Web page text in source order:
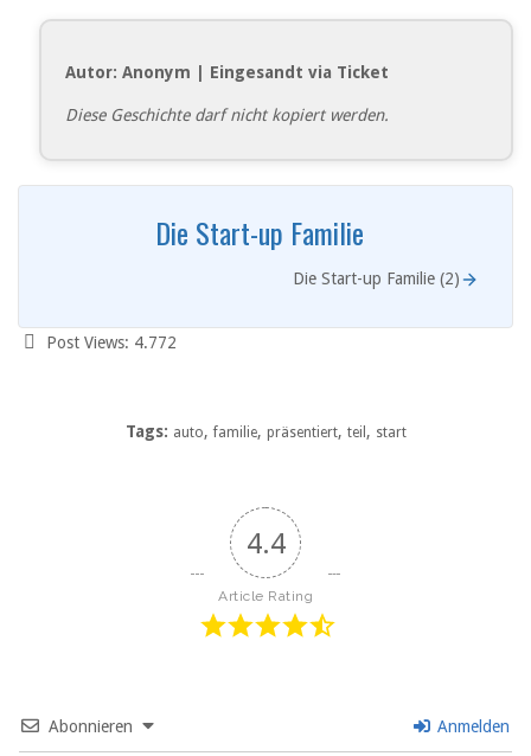
Autor: Anonym | Eingesandt via Ticket
Diese Geschichte darf nicht kopiert werden.
Die Start-up Familie
Die Start-up Familie (2)
Post Views: 4.772
Tags: auto,familie, präsentiert, teil , start
4.4
Article Rating
Abonnieren Anmelden